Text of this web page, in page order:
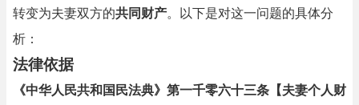
转变为夫妻双方的共同财产。以下是对这一问题的具体分
析：
法律依据
《中华人民共和国民法典》第一千零六十三条【夫妻个人财